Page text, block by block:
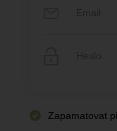
Zapamatovat